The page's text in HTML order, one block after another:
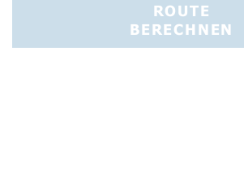
ROUTE
BERECHNEN